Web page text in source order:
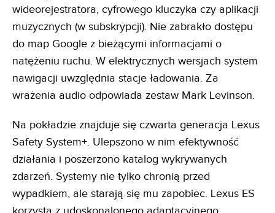
wideorejestratora, cyfrowego kluczyka czy aplikacji
muzycznych (w subskrypcji). Nie zabrakło dostępu
do map Google z bieżącymi informacjami o
natężeniu ruchu. W elektrycznych wersjach system
nawigacji uwzględnia stacje ładowania. Za
wrażenia audio odpowiada zestaw Mark Levinson.
Na pokładzie znajduje się czwarta generacja Lexus
Safety System+. Ulepszono w nim efektywność
działania i poszerzono katalog wykrywanych
zdarzeń. Systemy nie tylko chronią przed
wypadkiem, ale starają się mu zapobiec. Lexus ES